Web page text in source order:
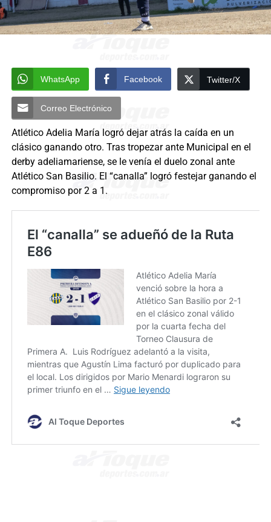
WhatsApp Facebook Twitter/X
Correo Electrónico
Atlético Adelia María logró dejar atrás la caída en un
clásico ganando otro. Tras tropezar ante Municipal en el
derby adeliamariense, se le venía el duelo zonal ante
Atlético San Basilio. El “canalla” logró festejar ganando el
compromiso por 2 a 1.